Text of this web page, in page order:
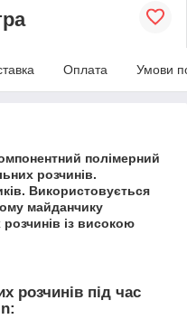
Оплата Умови
полімерний
розчинів.
Використовується
майданчику
із високою
розчинів під час